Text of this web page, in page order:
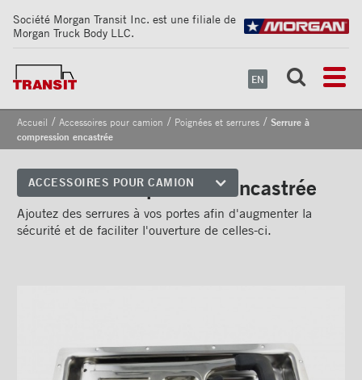
Société Morgan Transit Inc. est une filiale de
Morgan Truck Body LLC.
EN
Accueil / Accessoires pour camion / Poignées et serrures/ Serrure à
compression encastrée
ACCESSOIRES POUR CAMION
Coins avant
Serrure à compression encastrée
Ajoutez des serrures à vos portes afin d'augmenter la
sécurité et de faciliter l'ouverture de celles-ci.